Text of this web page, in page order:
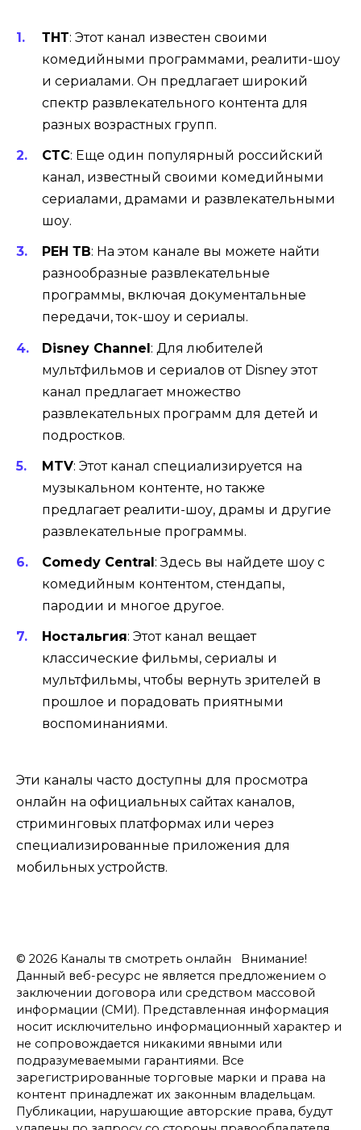
ТНТ: Этот канал известен своими
комедийными программами, реалити-шоу
и сериалами. Он предлагает широкий
спектр развлекательного контента для
разных возрастных групп.
СТС: Еще один популярный российский
канал, известный своими комедийными
сериалами, драмами и развлекательными
шоу.
РЕН ТВ: На этом канале вы можете найти
разнообразные развлекательные
программы, включая документальные
передачи, ток-шоу и сериалы.
Disney Channel: Для любителей
мультфильмов и сериалов от Disney этот
канал предлагает множество
развлекательных программ для детей и
подростков.
MTV: Этот канал специализируется на
музыкальном контенте, но также
предлагает реалити-шоу, драмы и другие
развлекательные программы.
Comedy Central: Здесь вы найдете шоу с
комедийным контентом, стендапы,
пародии и многое другое.
Ностальгия: Этот канал вещает
классические фильмы, сериалы и
мультфильмы, чтобы вернуть зрителей в
прошлое и порадовать приятными
воспоминаниями.
Эти каналы часто доступны для просмотра
онлайн на официальных сайтах каналов,
стриминговых платформах или через
специализированные приложения для
мобильных устройств.
© 2026 Каналы тв смотреть онлайн Внимание!
Данный веб-ресурс не является предложением о
заключении договора или средством массовой
информации (СМИ). Представленная информация
носит исключительно информационный характер и
не сопровождается никакими явными или
подразумеваемыми гарантиями. Все
зарегистрированные торговые марки и права на
контент принадлежат их законным владельцам.
Публикации, нарушающие авторские права, будут